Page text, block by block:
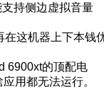
持侧边虚拟音量
在这机器上下本钱
6900xt的顶配电
用都无法运行。